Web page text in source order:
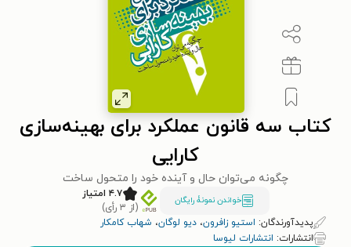
کتاب سه قانون عملکرد برای بهینه‌سازی
کارایی
چگونه می‌توان حال و آینده خود را متحول ساخت
خواندن نمونۀ رایگان
۴.۷ امتیاز
(از ۳ رأی)
پدیدآورندگان: استیو زافرون، دیو لوگان، شهاب کامکار
انتشارات: انتشارات لیوسا